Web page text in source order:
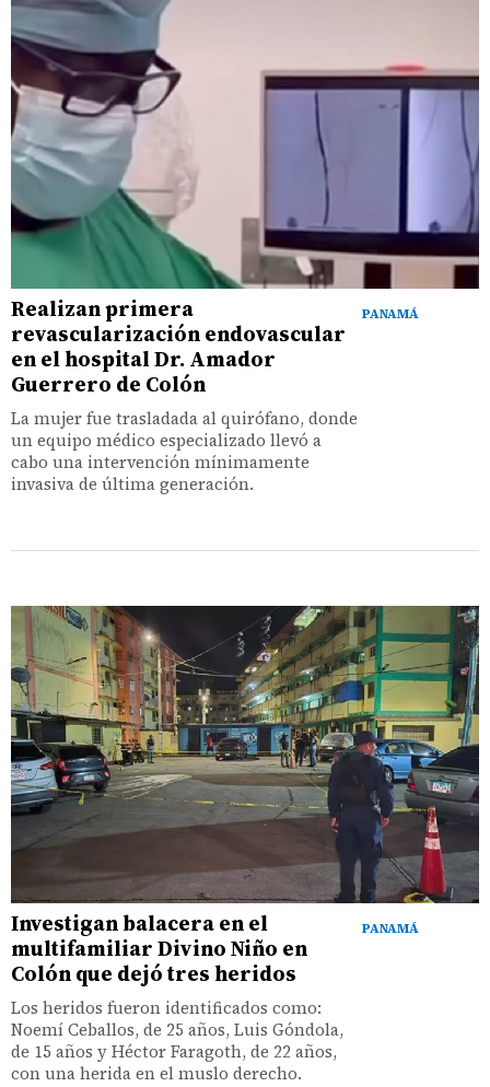
PANAMÁ
Realizan primera
revascularización endovascular
en el hospital Dr. Amador
Guerrero de Colón
La mujer fue trasladada al quirófano, donde
un equipo médico especializado llevó a
cabo una intervención mínimamente
invasiva de última generación.
PANAMÁ
Investigan balacera en el
multifamiliar Divino Niño en
Colón que dejó tres heridos
Los heridos fueron identificados como:
Noemí Ceballos, de 25 años, Luis Góndola,
de 15 años y Héctor Faragoth, de 22 años,
con una herida en el muslo derecho.